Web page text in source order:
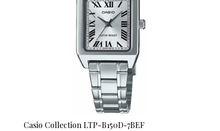
Casio Collection LTP-B150D-7BEF